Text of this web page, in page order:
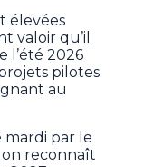
élevées
valoir qu’il
l’été 2026
pilotes
au
par le
reconnaît